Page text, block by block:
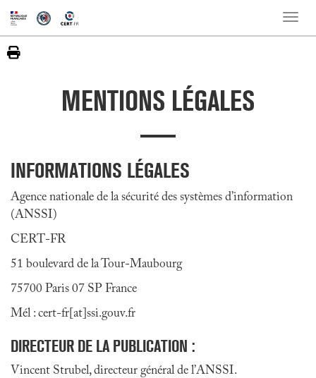
Toggle
MENTIONS LÉGALES
INFORMATIONS LÉGALES
Agence nationale de la sécurité des systèmes d’information
(ANSSI)
CERT-FR
51 boulevard de la Tour-Maubourg
75700 Paris 07 SP France
Mél : cert-fr[at]ssi.gouv.fr
DIRECTEUR DE LA PUBLICATION :
Vincent Strubel, directeur général de l’ANSSI.